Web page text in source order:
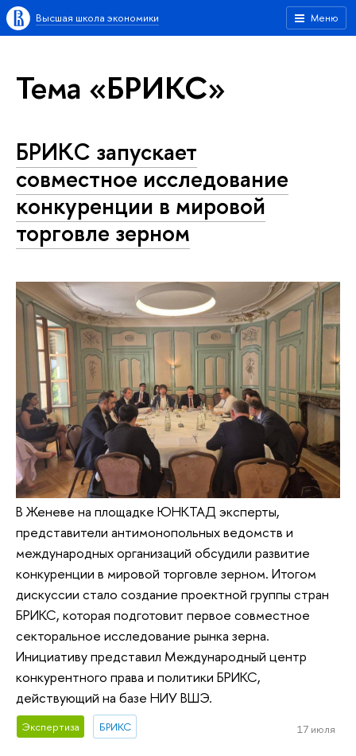
Меню
Высшая школа экономики
Тема «БРИКС»
БРИКС запускает
совместное исследование
конкуренции в мировой
торговле зерном
В Женеве на площадке ЮНКТАД эксперты,
представители антимонопольных ведомств и
международных организаций обсудили развитие
конкуренции в мировой торговле зерном. Итогом
дискуссии стало создание проектной группы стран
БРИКС, которая подготовит первое совместное
секторальное исследование рынка зерна.
Инициативу представил Международный центр
конкурентного права и политики БРИКС,
действующий на базе НИУ ВШЭ.
Экспертиза БРИКС 17 июля